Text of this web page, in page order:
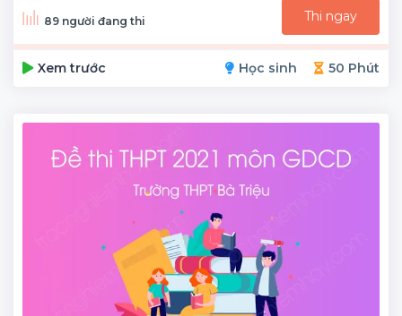
89 người đang thi Thi ngay
Xem trước Học sinh 50 Phút